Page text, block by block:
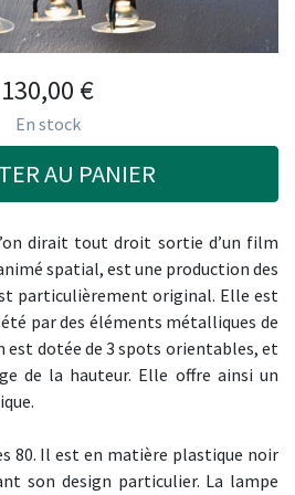
130,00 €
En stock
AU PANIER
dirait tout droit sortie d’un film
spatial, est une production des
particulièrement original. Elle est
par des éléments métalliques de
est dotée de 3 spots orientables, et
de la hauteur. Elle offre ainsi un
80. Il est en matière plastique noir
son design particulier. La lampe